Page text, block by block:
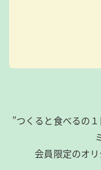
”つくると食べるの
会員限定のオ